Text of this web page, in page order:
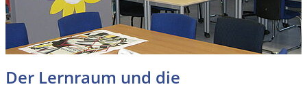
Der Lernraum und die